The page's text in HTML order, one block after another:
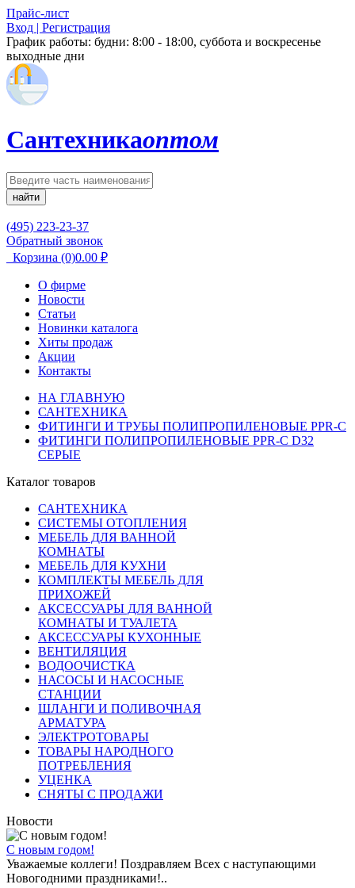
Прайс-лист
Вход | Регистрация
График работы: будни: 8:00 - 18:00, суббота и воскресенье
выходные дни
Сантехникаоптом
найти
(495) 223-23-37
Обратный звонок
Корзина (0)0.00 ₽
О фирме
Новости
Статьи
Новинки каталога
Хиты продаж
Акции
Контакты
НА ГЛАВНУЮ
САНТЕХНИКА
ФИТИНГИ И ТРУБЫ ПОЛИПРОПИЛЕНОВЫЕ PPR-C
ФИТИНГИ ПОЛИПРОПИЛЕНОВЫЕ PPR-C D32
СЕРЫЕ
Каталог товаров
САНТЕХНИКА
СИСТЕМЫ ОТОПЛЕНИЯ
МЕБЕЛЬ ДЛЯ ВАННОЙ
КОМНАТЫ
МЕБЕЛЬ ДЛЯ КУХНИ
КОМПЛЕКТЫ МЕБЕЛЬ ДЛЯ
ПРИХОЖЕЙ
АКСЕССУАРЫ ДЛЯ ВАННОЙ
КОМНАТЫ И ТУАЛЕТА
АКСЕССУАРЫ КУХОННЫЕ
ВЕНТИЛЯЦИЯ
ВОДООЧИСТКА
НАСОСЫ И НАСОСНЫЕ
СТАНЦИИ
ШЛАНГИ И ПОЛИВОЧНАЯ
АРМАТУРА
ЭЛЕКТРОТОВАРЫ
ТОВАРЫ НАРОДНОГО
ПОТРЕБЛЕНИЯ
УЦЕНКА
СНЯТЫ С ПРОДАЖИ
Новости
С новым годом!
Уважаемые коллеги! Поздравляем Всех с наступающими
Новогодними праздниками!..